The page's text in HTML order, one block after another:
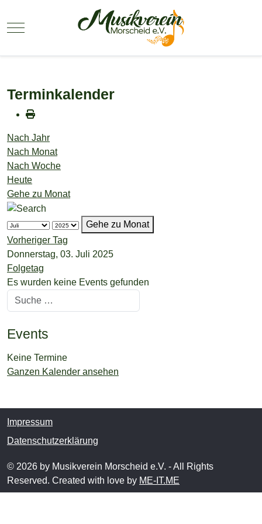
Mobile Menu Toggle
Terminkalender
Nach Jahr
Nach Monat
Nach Woche
Heute
Gehe zu Monat
Gehe zu Monat
Vorheriger Tag
Donnerstag, 03. Juli 2025
Folgetag
Es wurden keine Events gefunden
Suchen
Events
Keine Termine
Ganzen Kalender ansehen
Impressum
Datenschutzerklärung
© 2026 by Musikverein Morscheid e.V. - All Rights
Reserved. Created with love by ME-IT.ME